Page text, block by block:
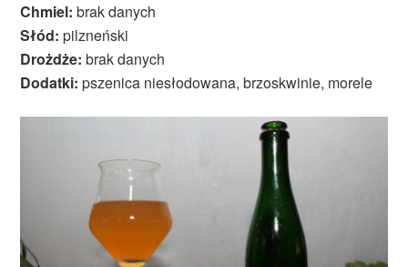
Chmiel: brak danych
Słód: pilzneński
Drożdże: brak danych
Dodatki: pszenica niesłodowana, brzoskwinie, morele